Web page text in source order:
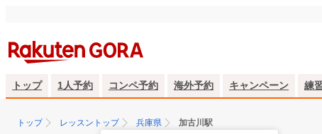
トップ 1人予約 コンペ予約 海外予約 キャンペーン 練
トップ レッスントップ 兵庫県 加古川駅